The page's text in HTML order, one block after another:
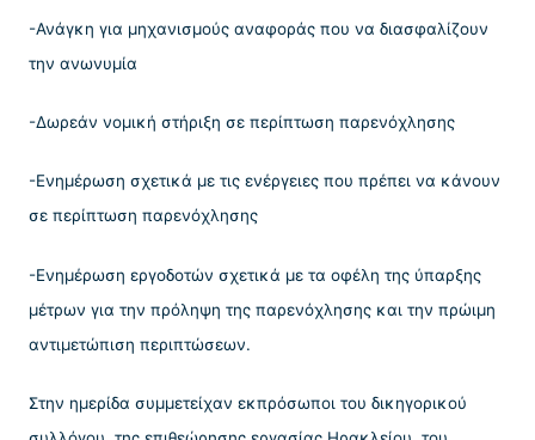
-Ανάγκη για μηχανισμούς αναφοράς που να διασφαλίζουν
την ανωνυμία
-Δωρεάν νομική στήριξη σε περίπτωση παρενόχλησης
-Ενημέρωση σχετικά με τις ενέργειες που πρέπει να κάνουν
σε περίπτωση παρενόχλησης
-Ενημέρωση εργοδοτών σχετικά με τα οφέλη της ύπαρξης
μέτρων για την πρόληψη της παρενόχλησης και την πρώιμη
αντιμετώπιση περιπτώσεων.
Στην ημερίδα συμμετείχαν εκπρόσωποι του δικηγορικού